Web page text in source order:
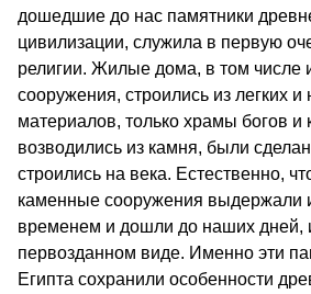
дошедшие до нас памятники
цивилизации, служила в первую
религии. Жилые дома, в том числе
сооружения, строились из легких и
материалов, только храмы богов и
возводились из камня, были
строились на века. Естественно,
каменные сооружения выдержали
временем и дошли до наших дней,
первозданном виде. Именно эти
Египта сохранили особенности